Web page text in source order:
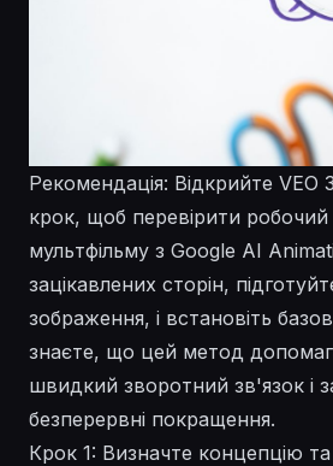
Рекомендація: Відкрийте VEO
крок, щоб перевірити
мультфільму з Google AI
зацікавлених сторін,
зображення, і встановіть
знаєте, що цей метод
швидкий зворотний зв'язок і
безперервні покращення.
Крок 1: Визначте концепцію та